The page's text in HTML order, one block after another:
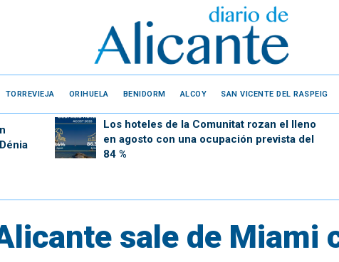
TORREVIEJA ORIHUELA BENIDORM ALCOY SAN VICENTE DEL RASPEIG
Los hoteles de la Comunitat rozan el lleno
en agosto con una ocupación prevista del
84 %
sale de Miami